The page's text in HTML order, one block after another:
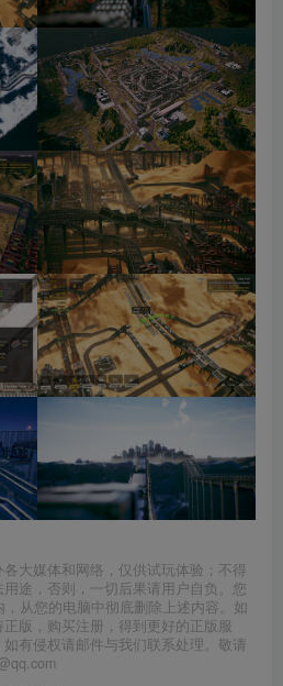
大媒体和网络，仅供试玩体验；不得
途，否则，一切后果请用户自负。您
从您的电脑中彻底删除上述内容。如
版，购买注册，得到更好的正版服
有侵权请邮件与我们联系处理。敬请